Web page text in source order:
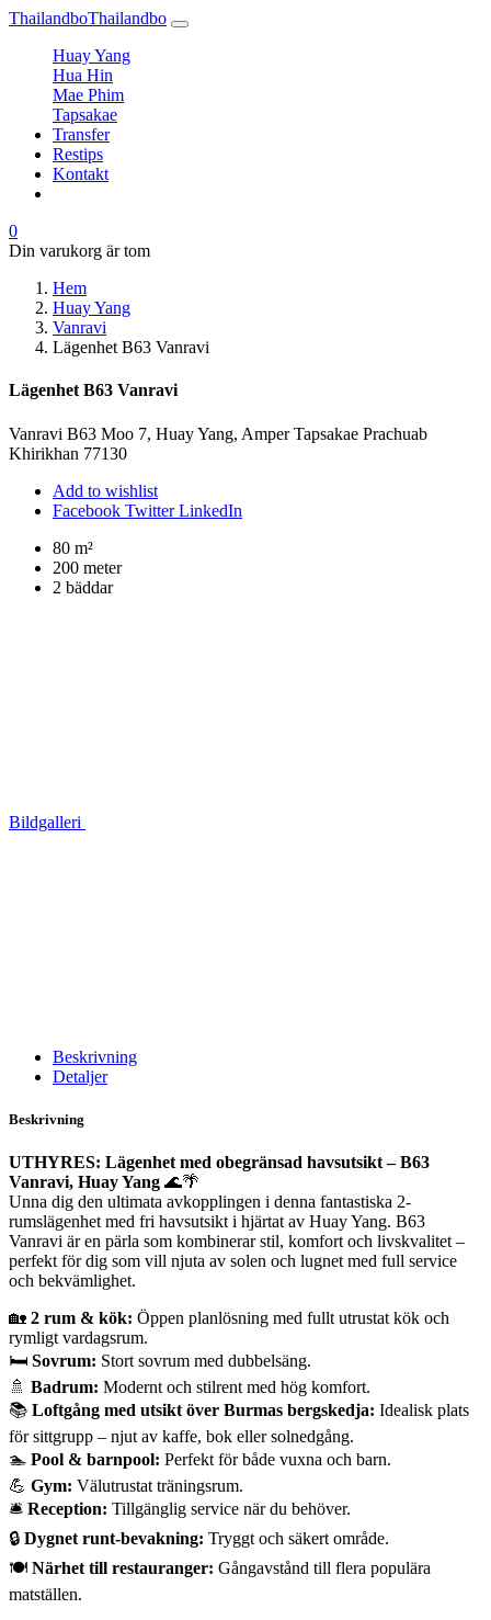
ThailandboThailandbo
Huay Yang
Hua Hin
Mae Phim
Tapsakae
Transfer
Restips
Kontakt
0
Din varukorg är tom
Hem
Huay Yang
Vanravi
Lägenhet B63 Vanravi
Lägenhet B63 Vanravi
Vanravi B63 Moo 7, Huay Yang, Amper Tapsakae Prachuab
Khirikhan 77130
Add to wishlist
Facebook TwitterLinkedIn
80 m²
200 meter
2 bäddar
Bildgalleri
Beskrivning
Detaljer
Beskrivning
UTHYRES: Lägenhet med obegränsad havsutsikt – B63
Vanravi, Huay Yang 🌊🌴
Unna dig den ultimata avkopplingen i denna fantastiska 2-
rumslägenhet med fri havsutsikt i hjärtat av Huay Yang. B63
Vanravi är en pärla som kombinerar stil, komfort och livskvalitet –
perfekt för dig som vill njuta av solen och lugnet med full service
och bekvämlighet.
🏡 2 rum & kök: Öppen planlösning med fullt utrustat kök och
rymligt vardagsrum.
🛏️ Sovrum: Stort sovrum med dubbelsäng.
🚿 Badrum: Modernt och stilrent med hög komfort.
📚 Loftgång med utsikt över Burmas bergskedja: Idealisk plats
för sittgrupp – njut av kaffe, bok eller solnedgång.
🏊 Pool & barnpool: Perfekt för både vuxna och barn.
💪 Gym: Välutrustat träningsrum.
🛎️ Reception: Tillgänglig service när du behöver.
🔒 Dygnet runt-bevakning: Tryggt och säkert område.
🍽️ Närhet till restauranger: Gångavstånd till flera populära
matställen.